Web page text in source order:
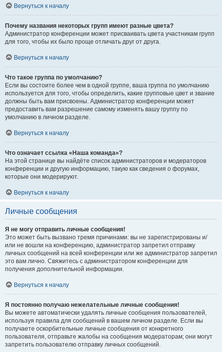
Вернуться к началу
Почему названия некоторых групп имеют разные цвета?
Администратор конференции может присваивать цвета участникам групп
для того, чтобы их было проще отличать друг от друга.
Вернуться к началу
Что такое группа по умолчанию?
Если вы состоите более чем в одной группе, ваша группа по умолчанию
используется для того, чтобы определить, какие групповые цвет и звание
должны быть вам присвоены. Администратор конференции может
предоставить вам разрешение самому изменять вашу группу по
умолчанию в личном разделе.
Вернуться к началу
Что означает ссылка «Наша команда»?
На этой странице вы найдёте список администраторов и модераторов
конференции и другую информацию, такую как сведения о форумах,
которые они модерируют.
Вернуться к началу
Личные сообщения
Я не могу отправить личные сообщения!
Это может быть вызвано тремя причинами: вы не зарегистрированы и/
или не вошли на конференцию, администратор запретил отправку
личных сообщений на всей конференции или же администратор запретил
это вам лично. Свяжитесь с администратором конференции для
получения дополнительной информации.
Вернуться к началу
Я постоянно получаю нежелательные личные сообщения!
Вы можете автоматически удалять личные сообщения пользователей,
используя правила для сообщений в вашем личном разделе. Если вы
получаете оскорбительные личные сообщения от конкретного
пользователя, отправьте жалобы на сообщения модераторам; они могут
запретить пользователю отправку личных сообщений.